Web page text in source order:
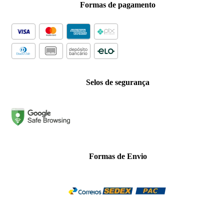
Formas de pagamento
Selos de segurança
Formas de Envio